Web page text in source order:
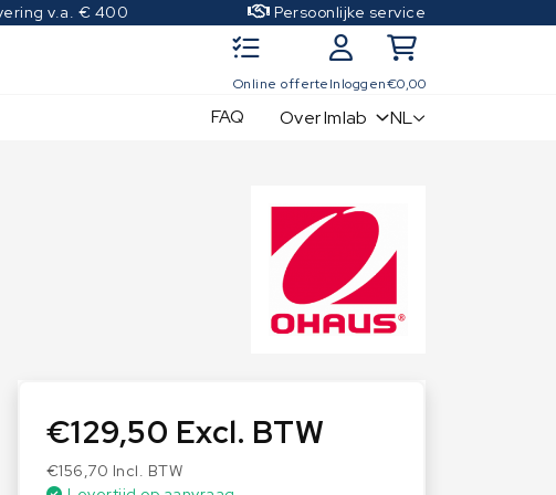
v.a. € 400 Persoonlijke service
Online offerteInloggen€0,00
Kwaliteitscontrole sets
OIML Klasse M2
OIML Klasse M3
FAQ Over Imlab NL
€129,50 Excl. BTW
€156,70 Incl. BTW